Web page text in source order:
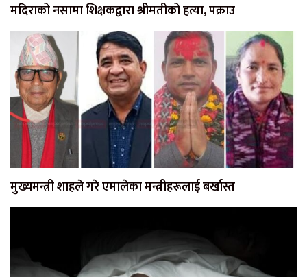
मदिराको नसामा शिक्षकद्वारा श्रीमतीको हत्या, पक्राउ
मुख्यमन्त्री शाहले गरे एमालेका मन्त्रीहरूलाई बर्खास्त